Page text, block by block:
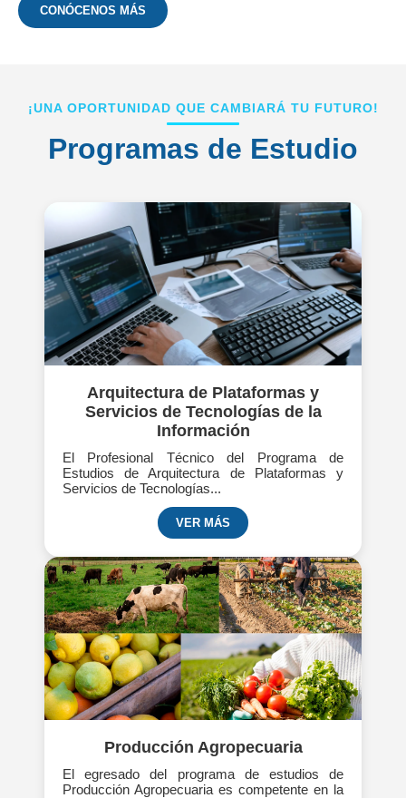
CONÓCENOS MÁS
¡UNA OPORTUNIDAD QUE CAMBIARÁ TU FUTURO!
Programas de Estudio
Arquitectura de Plataformas y
Servicios de Tecnologías de la
Información
El Profesional Técnico del Programa de
Estudios de Arquitectura de Plataformas y
Servicios de Tecnologías...
VER MÁS
Producción Agropecuaria
El egresado del programa de estudios de
Producción Agropecuaria es competente en la